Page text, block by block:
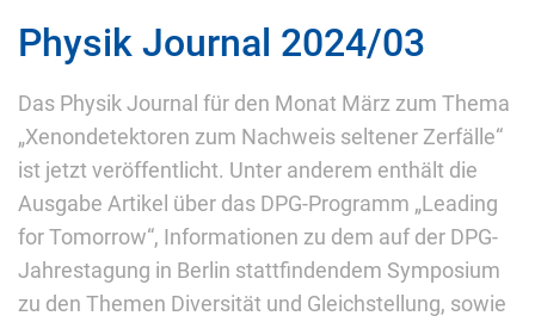
Physik Journal 2024/03
Das Physik Journal für den Monat März zum Thema
„Xenondetektoren zum Nachweis seltener Zerfälle“
ist jetzt veröffentlicht. Unter anderem enthält die
Ausgabe Artikel über das DPG-Programm „Leading
for Tomorrow“, Informationen zu dem auf der DPG-
Jahrestagung in Berlin stattfindendem Symposium
zu den Themen Diversität und Gleichstellung, sowie